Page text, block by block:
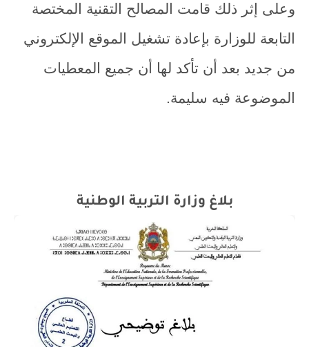
وعلى إثر ذلك قامت المصالح التقنية المختصة
التابعة للوزارة بإعادة تشغيل الموقع الإلكتروني
من جديد بعد أن تأكد لها أن جميع المعطيات
الموضوعة فيه سليمة.
بلاغ وزارة التربية الوطنية